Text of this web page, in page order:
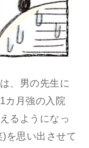
、男の先生に
カ月強の入院
るようになっ
を思い出させて